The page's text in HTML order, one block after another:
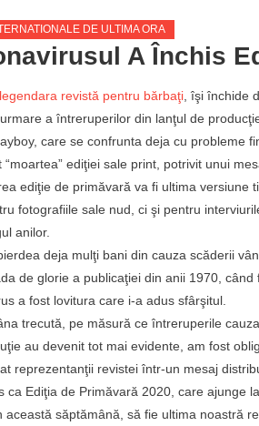
DE ULTIMA ORA
A Închis
revistă pentru bărbaţi , îşi închide
a întreruperilor din lanţul de
care se confrunta deja cu probleme
“moartea” ediţiei sale print, potrivit unui
ediţie de primăvară va fi ultima
fotografiile sale nud, ci şi pentru
anilor.
deja mulţi bani din cauza scăderii
de glorie a publicaţiei din anii 1970,
a fost lovitura care i-a adus sfârşitul.
trecută, pe măsură ce întreruperile
au devenit tot mai evidente, am fost
reprezentanţii revistei într-un mesaj
ca Ediţia de Primăvară 2020, care ajunge
această săptămână, să fie ultima noastră